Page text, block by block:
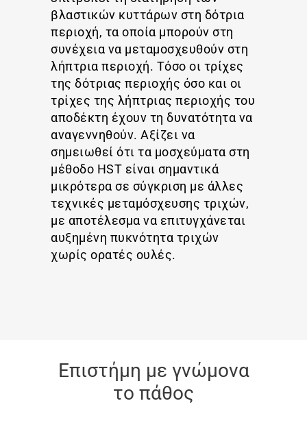
βλαστικών κυττάρων στη δότρια
περιοχή, τα οποία μπορούν στη
συνέχεια να μεταμοσχευθούν στη
λήπτρια περιοχή. Τόσο οι τρίχες
της δότριας περιοχής όσο και οι
τρίχες της λήπτριας περιοχής του
αποδέκτη έχουν τη δυνατότητα να
αναγεννηθούν. Αξίζει να
σημειωθεί ότι τα μοσχεύματα στη
μέθοδο HST είναι σημαντικά
μικρότερα σε σύγκριση με άλλες
τεχνικές μεταμόσχευσης τριχών,
με αποτέλεσμα να επιτυγχάνεται
αυξημένη πυκνότητα τριχών
χωρίς ορατές ουλές.
Επιστήμη με γνώμονα
το πάθος